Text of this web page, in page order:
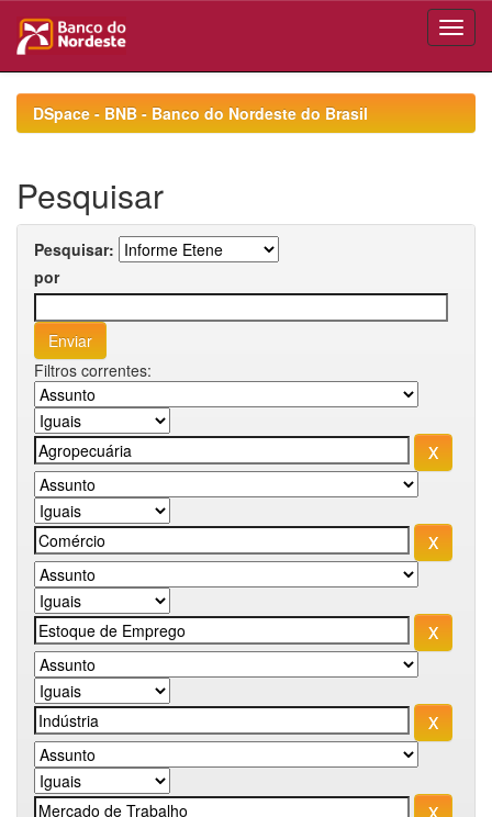
navigationDSpace - BNB - Banco do Nordeste do Brasil
Pesquisar
Pesquisar:
por
Filtros correntes: